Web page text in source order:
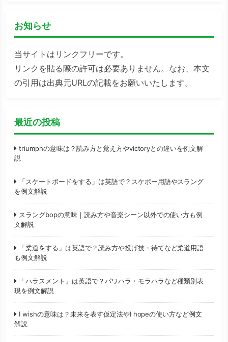
お知らせ
当サイトはリンクフリーです。
リンクを貼る際の許可は必要ありません。なお、本文
の引用は出典元URLの記載をお願いいたします。
最近の投稿
triumphの意味は？読み方と覚え方やvictoryとの違いを例文解
説
「スケートボードをする」は英語で？スケボー用語やスラング
を例文解説
スラングbopの意味｜読み方や音楽シーン以外での使い方も例
文解説
「柔道をする」は英語で？読み方や投げ技・待てなど柔道用語
も例文解説
「ハラスメント」は英語で？パワハラ・モラハラなど種類別表
現を例文解説
I wishの意味は？未来を表す仮定法やI hopeの使い方など例文
解説